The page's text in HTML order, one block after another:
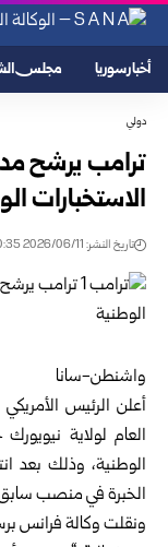
أخبار سوريا مجلس
دولي
ترامب يرشح
الاستخبارات
تاريخ النشر: 2026/06/11 10:35 مساءً
واشنطن-سانا
أعلن الرئيس الأمريكي
العام لولاية
الوطنية، وذلك بعد
الخبرة في منصب
ونقلت وكالة فرانس